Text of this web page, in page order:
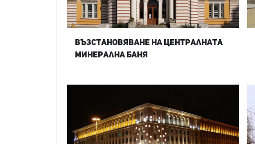
Възстановяване на Централната
минерална баня